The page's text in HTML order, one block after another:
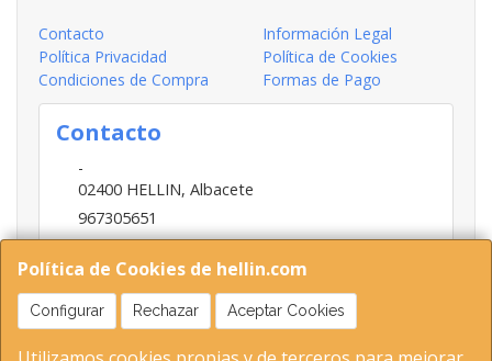
Política de Cookies de hellin.com
Configurar Rechazar Aceptar Cookies
Contacto
Información Legal
Política Privacidad
Política de Cookies
Condiciones de Compra
Formas de Pago
Contacto
-
02400 HELLIN, Albacete
967305651
INFO@HELLIN.COM
Horario
09:00-13:30; 16:30-20:30